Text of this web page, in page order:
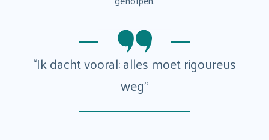
“Ik dacht vooral: alles moet rigoureus
weg”